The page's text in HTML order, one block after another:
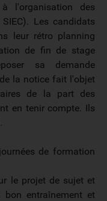
l'organisation des
Les candidats
leur rétro planning
de fin de stage
sa demande
la notice fait l'objet
de la part des
en tenir compte. Ils
de formation
le projet de sujet et
entraînement et